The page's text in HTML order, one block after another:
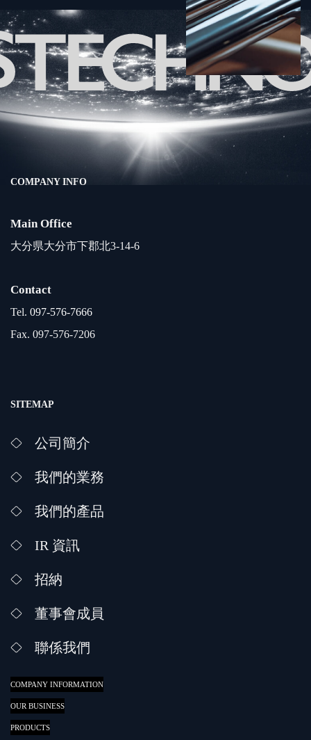
COMPANY INFO
Main Office
大分県大分市下郡北3-14-6
Contact
Tel. 097-576-7666
Fax. 097-576-7206
SITEMAP
公司簡介
我們的業務
我們的產品
IR 資訊
招納
董事會成員
聯係我們
COMPANY INFORMATION
OUR BUSINESS
PRODUCTS